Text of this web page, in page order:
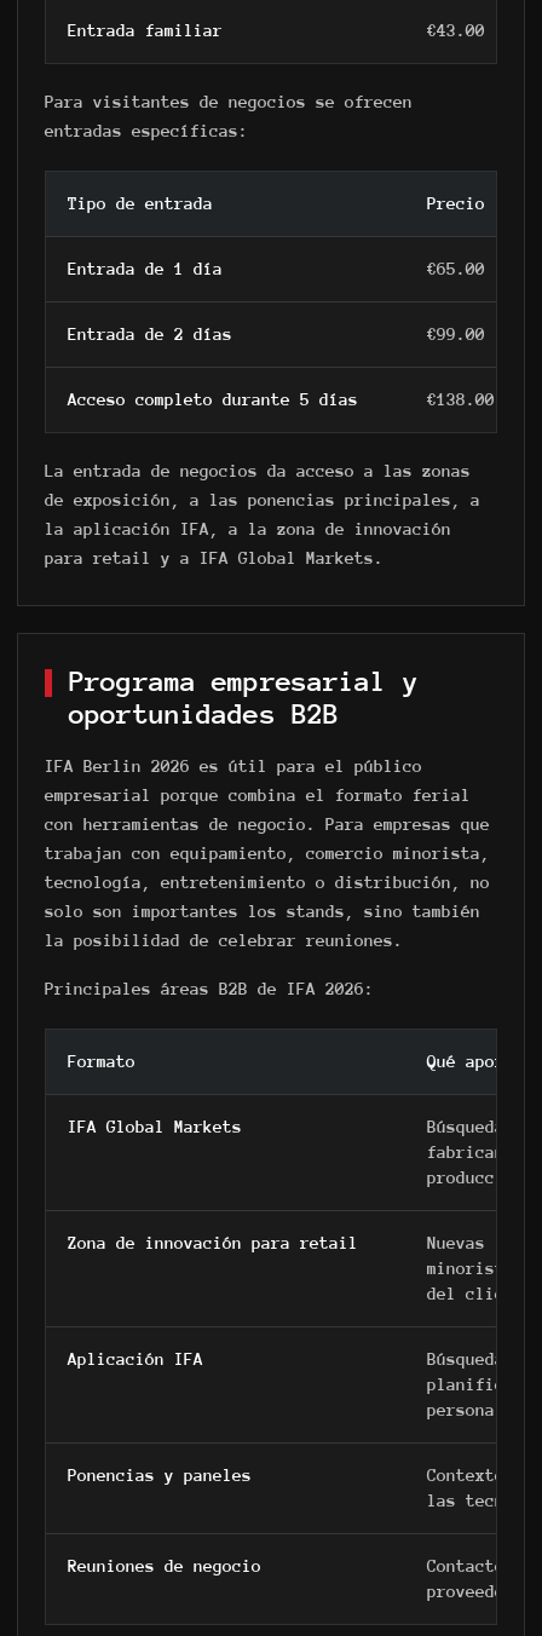
Entrada familiar €43.00
Para visitantes de negocios se ofrecen
entradas específicas:
Tipo de entrada Precio
Entrada de 1 día €65.00
Entrada de 2 días €99.00
Acceso completo durante 5 días €138.00
La entrada de negocios da acceso a las zonas
de exposición, a las ponencias principales, a
la aplicación IFA, a la zona de innovación
para retail y a IFA Global Markets.
Programa empresarial y
oportunidades B2B
IFA Berlin 2026 es útil para el público
empresarial porque combina el formato ferial
con herramientas de negocio. Para empresas que
trabajan con equipamiento, comercio minorista,
tecnología, entretenimiento o distribución, no
solo son importantes los stands, sino también
la posibilidad de celebrar reuniones.
Principales áreas B2B de IFA 2026:
Formato Qué aporta
IFA Global Markets
Búsqueda
fabricantes
producción.
Zona de innovación para retail
Nuevas
minoristas,
del cliente.
Aplicación IFA
Búsqueda
Ponencias y paneles
Contexto
las
Reuniones de negocio
Contacto